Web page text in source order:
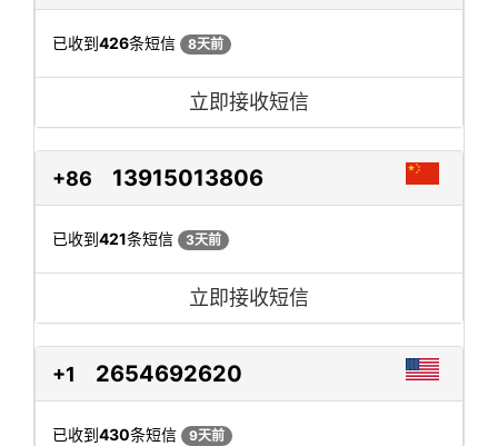
已收到426条短信 8天前
立即接收短信
+86 13915013806
已收到421条短信 3天前
立即接收短信
+1 2654692620
已收到430条短信 9天前